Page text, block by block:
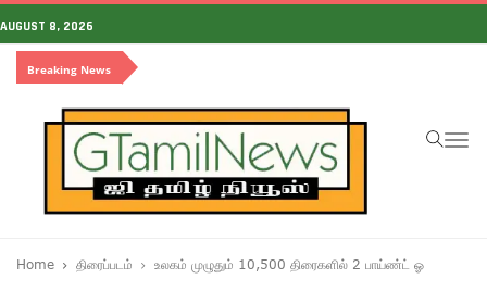
AUGUST 8, 2026
Breaking News
Home திரைப்படம் உலகம் முழுதும் 10,500 திரைகளில் 2 பாய்ண்ட் ஓ